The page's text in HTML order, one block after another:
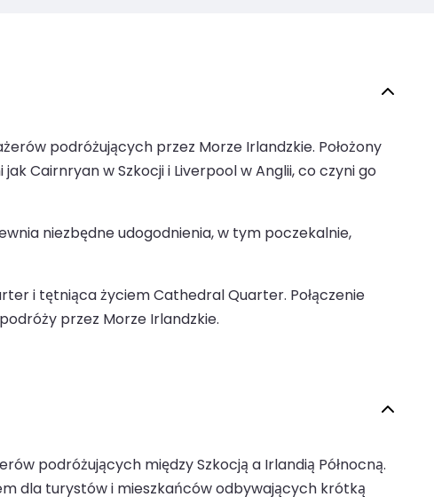
podróżujących przez Morze Irlandzkie. Położony
Cairnryan w Szkocji i Liverpool w Anglii, co czyni go
niezbędne udogodnienia, w tym poczekalnie,
i tętniąca życiem Cathedral Quarter. Połączenie
przez Morze Irlandzkie.
podróżujących między Szkocją a Irlandią Północną.
dla turystów i mieszkańców odbywających krótką